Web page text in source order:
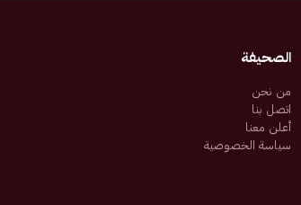
الصحيفة
من نحن
اتصل بنا
أعلن معنا
سياسة الخصوصية